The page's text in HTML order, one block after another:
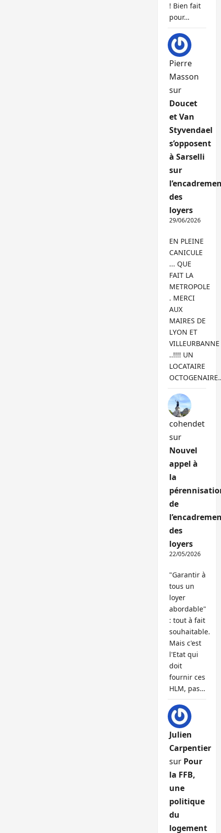
! Bien fait
pour…
Pierre
Masson
sur
Doucet
et Van
Styvendael
s’opposent
à Sarselli
sur
des
loyers
29/06/2026
EN PLEINE
CANICULE
... QUE
FAIT LA
METROPOLE
. MERCI
AUX
MAIRES DE
LYON ET
VILLEURBANNE
..!!!! UN
LOCATAIRE
cohendet
sur
Nouvel
appel à
la
de
des
loyers
22/05/2026
"Garantir à
tous un
loyer
abordable"
: tout à fait
souhaitable.
Mais c'est
l'Etat qui
doit
fournir ces
HLM, pas…
Julien
Carpentier
sur Pour
la FFB,
une
politique
du
logement